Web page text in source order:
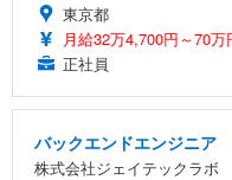
東京都
月給32万4,700円～70万
正社員
バックエンドエンジニア
株式会社ジェイテックラボ